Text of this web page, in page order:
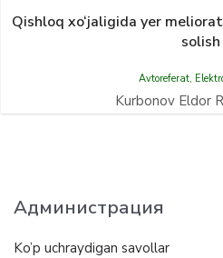
Qishloq xo‘jaligida yer
solish
Avtoreferat,
Kurbonov Eldor
Администрация
Ko’p uchraydigan savollar